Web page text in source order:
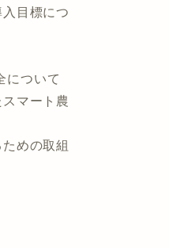
目標につ
について
マート農
めの取組